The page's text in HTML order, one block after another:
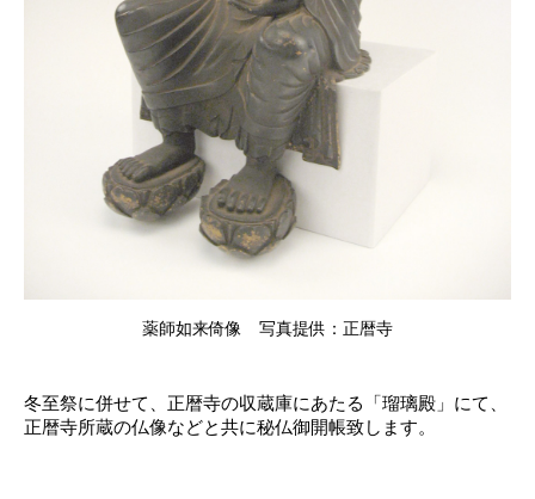
薬師如来倚像 写真提供：正暦寺
冬至祭に併せて、正暦寺の収蔵庫にあたる「瑠璃殿」にて、
正暦寺所蔵の仏像などと共に秘仏御開帳致します。